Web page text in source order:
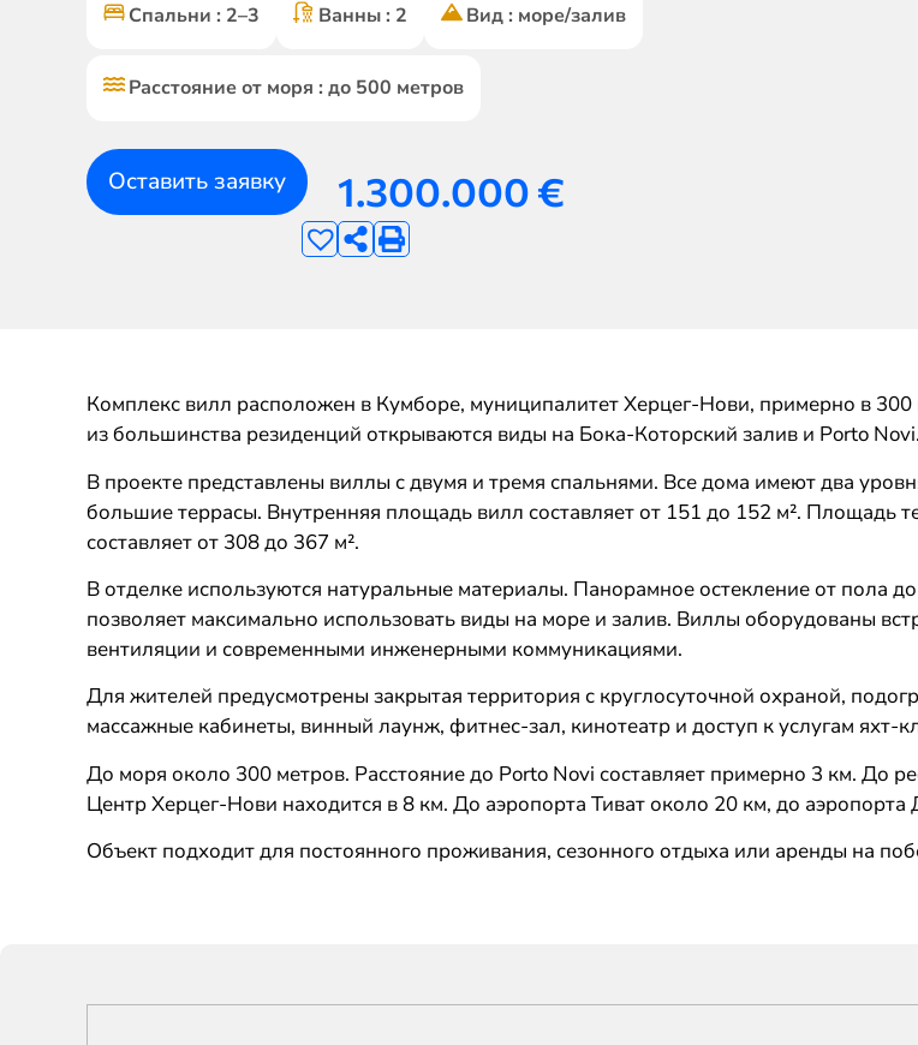
Спальни : 2–3 Ванны : 2 Вид : море/залив
Расстояние от моря : до 500 метров
Оставить заявку 1.300.000€
Комплекс вилл расположен в Кумборе, муниципалитет Херцег-Нови, примерно в
из большинства резиденций открываются виды на Бока-Которский залив и Porto Novi.
В проекте представлены виллы с двумя и тремя спальнями. Все дома имеют два
большие террасы. Внутренняя площадь вилл составляет от 151 до 152 м². Площадь
составляет от 308 до 367 м².
В отделке используются натуральные материалы. Панорамное остекление от пола
позволяет максимально использовать виды на море и залив. Виллы оборудованы
вентиляции и современными инженерными коммуникациями.
Для жителей предусмотрены закрытая территория с круглосуточной охраной,
массажные кабинеты, винный лаунж, фитнес-зал, кинотеатр и доступ к услугам яхт-
До моря около 300 метров. Расстояние до Porto Novi составляет примерно 3 км. До
Центр Херцег-Нови находится в 8 км. До аэропорта Тиват около 20 км, до
Объект подходит для постоянного проживания, сезонного отдыха или аренды на